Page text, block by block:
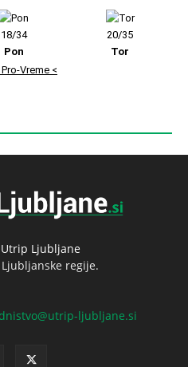
18/34
Pon
20/35
Tor
Vreme <
Ljubljane
regije.
ljubljane.si